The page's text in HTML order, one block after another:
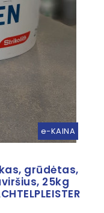
e-KAINA
grūdėtas,
25kg